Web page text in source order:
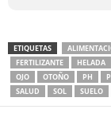
ETIQUETAS
FERTILIZANTE
HELADA
OJO
OTOÑO PH
SALUD
SOL SUELO